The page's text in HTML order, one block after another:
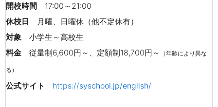
開校時間 17:00～21:00
休校日 月曜、日曜休（他不定休有）
対象 小学生～高校生
料金 従量制6,600円～、定額制18,700円～ （年齢により異な
る）
公式サイト https://syschool.jp/english/